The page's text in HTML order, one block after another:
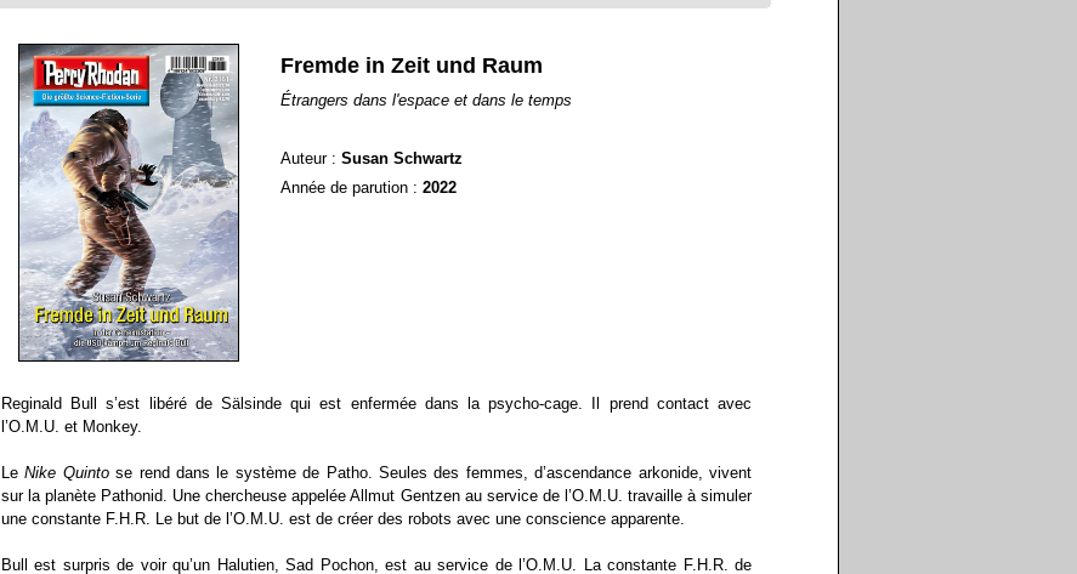
Fremde in Zeit und Raum
Étrangers dans l'espace et dans le temps
Auteur : Susan Schwartz
Année de parution : 2022
Reginald Bull s’est libéré de Sälsinde qui est enfermée dans la psycho-cage. Il prend contact avec
l’O.M.U. et Monkey.
LeNike Quintose rend dans le système de Patho. Seules des femmes, d’ascendance arkonide, vivent
sur la planète Pathonid. Une chercheuse appelée Allmut Gentzen au service de l’O.M.U. travaille à simuler
une constante F.H.R. Le but de l’O.M.U. est de créer des robots avec une conscience apparente.
Bull est surpris de voir qu’un Halutien, Sad Pochon, est au service de l’O.M.U. La constante F.H.R. de